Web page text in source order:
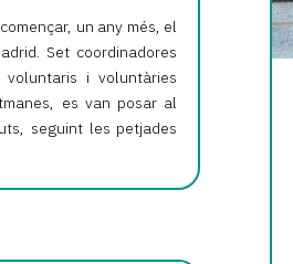
un any més, el
Set coordinadores
voluntaris i voluntàries
es van posar al
seguint les petjades